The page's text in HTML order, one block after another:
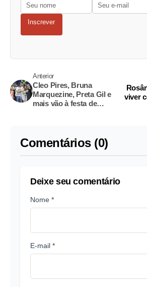
Inscrever
Anterior
Cleo Pires, Bruna
Marquezine, Preta Gil e
mais vão à festa de
viver
Comentários (0)
Deixe seu comentário
Nome *
E-mail *